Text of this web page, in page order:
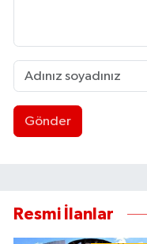
Gönder
Resmi İlanlar